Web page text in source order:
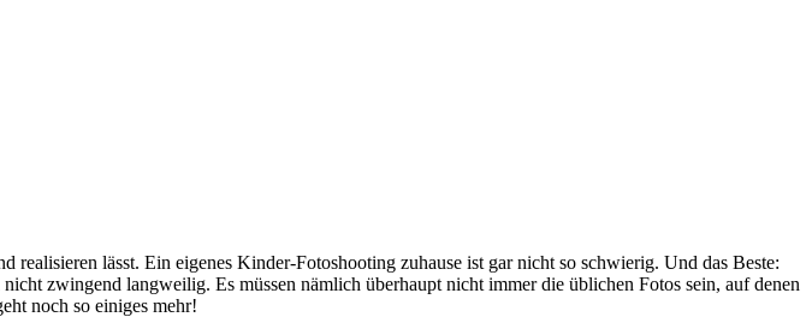
lässt. Ein eigenes Kinder-Fotoshooting zuhause ist gar nicht so schwierig. Und das Beste:
zwingend langweilig. Es müssen nämlich überhaupt nicht immer die üblichen Fotos sein, auf denen
noch so einiges mehr!